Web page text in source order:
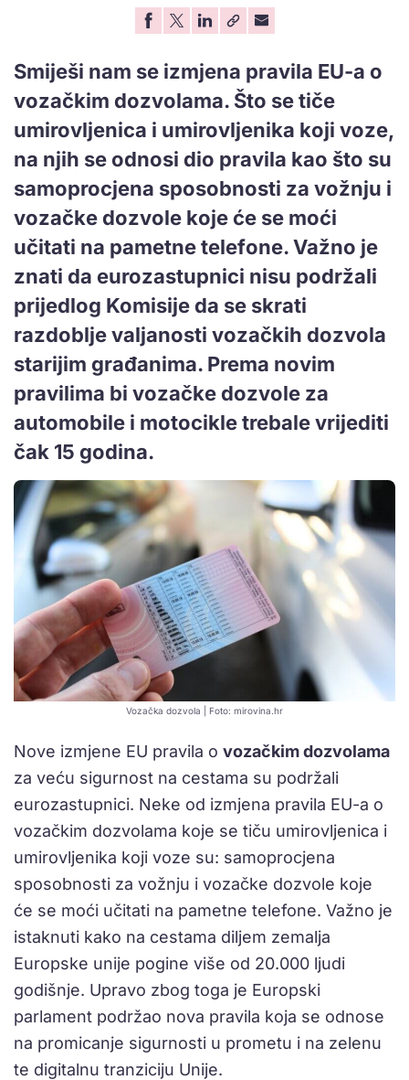
Smiješi nam se izmjena pravila EU-a o
vozačkim dozvolama. Što se tiče
umirovljenica i umirovljenika koji voze,
na njih se odnosi dio pravila kao što su
samoprocjena sposobnosti za vožnju i
vozačke dozvole koje će se moći
učitati na pametne telefone. Važno je
znati da eurozastupnici nisu podržali
prijedlog Komisije da se skrati
razdoblje valjanosti vozačkih dozvola
starijim građanima. Prema novim
pravilima bi vozačke dozvole za
automobile i motocikle trebale vrijediti
čak 15 godina.
Vozačka dozvola | Foto: mirovina.hr
Nove izmjene EU pravila o vozačkim dozvolama
za veću sigurnost na cestama su podržali
eurozastupnici. Neke od izmjena pravila EU-a o
vozačkim dozvolama koje se tiču umirovljenica i
umirovljenika koji voze su: samoprocjena
sposobnosti za vožnju i vozačke dozvole koje
će se moći učitati na pametne telefone. Važno je
istaknuti kako na cestama diljem zemalja
Europske unije pogine više od 20.000 ljudi
godišnje. Upravo zbog toga je Europski
parlament podržao nova pravila koja se odnose
na promicanje sigurnosti u prometu i na zelenu
te digitalnu tranziciju Unije.